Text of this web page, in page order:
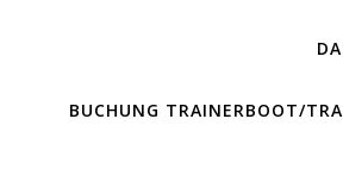
BUCHUNG TRAINERBOOT/